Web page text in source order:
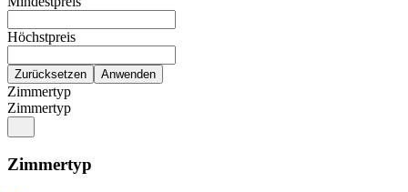
Höchstpreis
Zimmertyp
Zimmertyp
Zimmertyp